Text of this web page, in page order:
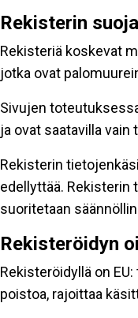
Rekisterin
Rekisteriä koskevat
jotka ovat
Sivujen
ja ovat saatavilla
Rekisterin
edellyttää.
suoritetaan
Rekisteröidyn
Rekisteröidyllä on
poistoa, rajoittaa